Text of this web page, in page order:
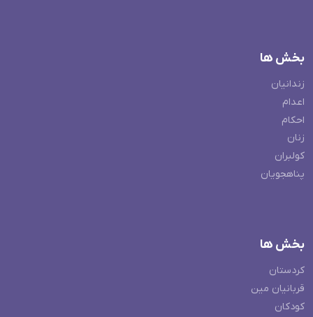
بخش ها
زندانیان
اعدام
احکام
زنان
کولبران
پناهجویان
بخش ها
کردستان
قربانیان مین
کودکان